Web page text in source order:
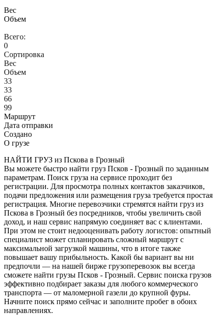
Вес
Объем
Всего:
0
Сортировка
Вес
Объем
33
33
66
99
Маршрут
Дата отправки
Создано
О грузе
НАЙТИ ГРУЗ из Пскова в Грозный
Вы можете быстро найти груз Псков - Грозный по заданным
параметрам. Поиск груза на сервисе проходит без
регистрации. Для просмотра полных контактов заказчиков,
подачи предложения или размещения груза требуется простая
регистрация. Многие перевозчики стремятся найти груз из
Пскова в Грозный без посредников, чтобы увеличить свой
доход, и наш сервис напрямую соединяет вас с клиентами.
При этом не стоит недооценивать работу логистов: опытный
специалист может спланировать сложный маршрут с
максимальной загрузкой машины, что в итоге также
повышает вашу прибыльность. Какой бы вариант вы ни
предпочли — на нашей бирже грузоперевозок вы всегда
сможете найти грузы Псков - Грозный. Сервис поиска грузов
эффективно подбирает заказы для любого коммерческого
транспорта — от маломерной газели до крупной фуры.
Начните поиск прямо сейчас и заполните пробег в обоих
направлениях.